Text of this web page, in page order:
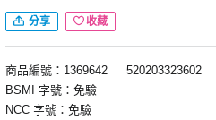
分享 收藏
商品編號：1369642 ︱
520203323602
BSMI 字號：免驗
NCC 字號：免驗